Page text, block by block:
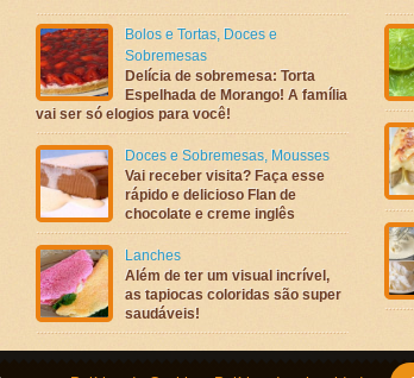
Bolos e Tortas, Doces e
Sobremesas
Delícia de sobremesa: Torta
Espelhada de Morango! A família
vai ser só elogios para você!
Doces e Sobremesas, Mousses
Vai receber visita? Faça esse
rápido e delicioso Flan de
chocolate e creme inglês
Lanches
Além de ter um visual incrível,
as tapiocas coloridas são super
saudáveis!